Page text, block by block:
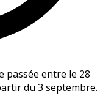
passée entre le 28
du 3 septembre.